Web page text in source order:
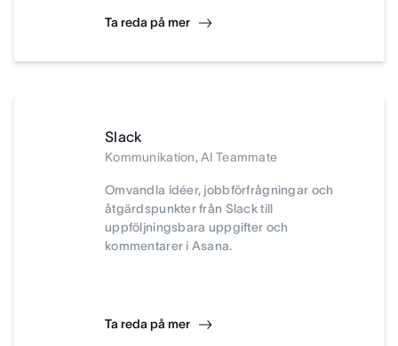
Ta reda på mer
Slack
Kommunikation, AI Teammate
Omvandla idéer, jobbförfrågningar och
åtgärdspunkter från Slack till
uppföljningsbara uppgifter och
kommentarer i Asana.
Ta reda på mer